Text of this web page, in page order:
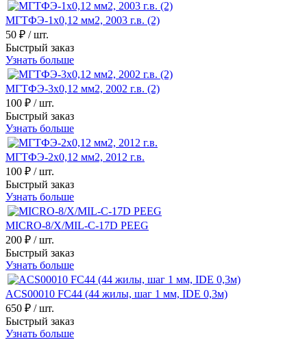
МГТФЭ-1х0,12 мм2, 2003 г.в. (2)
50 ₽ / шт.
Быстрый заказ
Узнать больше
МГТФЭ-3х0,12 мм2, 2002 г.в. (2)
100 ₽ / шт.
Быстрый заказ
Узнать больше
МГТФЭ-2х0,12 мм2, 2012 г.в.
100 ₽ / шт.
Быстрый заказ
Узнать больше
MICRO-8/X/MIL-C-17D PEEG
200 ₽ / шт.
Быстрый заказ
Узнать больше
ACS00010 FC44 (44 жилы, шаг 1 мм, IDE 0,3м)
650 ₽ / шт.
Быстрый заказ
Узнать больше